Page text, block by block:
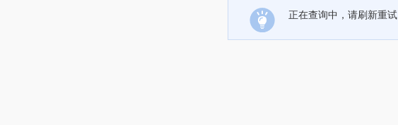
正在查询中，请刷新重试